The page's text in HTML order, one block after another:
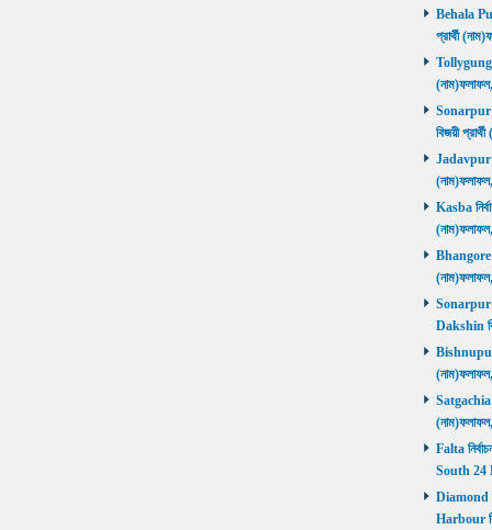
Behala
প্রার্থী
Tollygunge
Sonarpur
বিজয়ী
Jadavpur
Kasba
Bhangore
Sonarpur
Dakshin
Bishnupur
Satgachia
Falta
South 24
Diamond
Harbour